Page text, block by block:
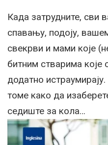
Када затрудните, сви
спавању, подоју,
свекрви и мами које
битним стварима
додатно
томе како да
седиште за кола…